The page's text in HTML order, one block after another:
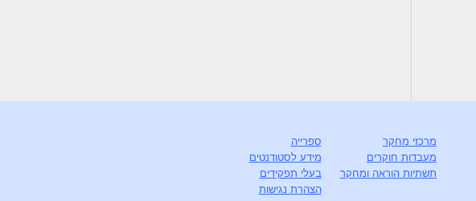
מרכזי מחקר
מעבדות חוקרים
תשתיות הוראה ומחקר
ספרייה
מידע לסטודנטים
בעלי תפקידים
הצהרת נגישות